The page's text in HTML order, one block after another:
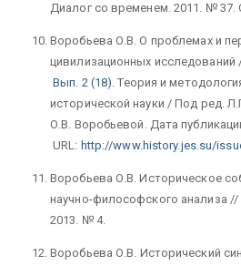
Диалог со временем. 2011. № 37.
Воробьева О.В. О проблемах и
цивилизационных
Вып. 2 (18).Теория и
исторической науки / Под ред.
О.В. Воробьевой. Дата
URL: http://www.history.jes.su/
Воробьева О.В. Историческое
научно-философского анализа
2013. № 4.
Воробьева О.В. Исторический